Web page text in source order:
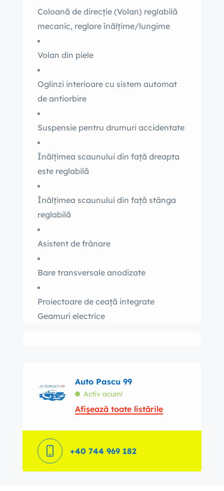
Coloană de direcție (Volan) reglabilă
mecanic, reglare înălțime/lungime
Volan din piele
Oglinzi interioare cu sistem automat
de antiorbire
Suspensie pentru drumuri accidentate
Înălțimea scaunului din față dreapta
este reglabilă
Înălțimea scaunului din față stânga
reglabilă
Asistent de frânare
Bare transversale anodizate
Proiectoare de ceață integrate
Geamuri electrice
Auto Pascu 99
Activ acum!
Afișează toate listările
+40 744 969 182